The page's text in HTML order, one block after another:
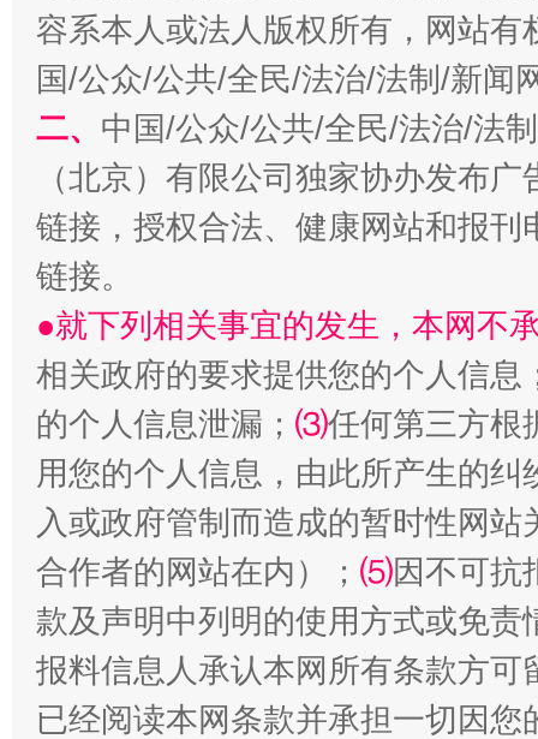
漫山遍野的桃花与雪山、麦地、白藏房 除
容系本人或法人版权所有，网站
国/公众/公共/全民/法治/法制/新闻
二、 中国/公众/公共/全民/法治/法
（北京）有限公司独家协办发布
链接，授权合法、健康网站和报
链接。
●就下列相关事宜的发生，本网不
相关政府的要求提供您的个人信息
的个人信息泄漏； ⑶任何第三方根
用您的个人信息，由此所产生的纠
入或政府管制而造成的暂时性网
合作者的网站在内）； ⑸因不可抗
款及声明中列明的使用方式或免责
报料信息人承认本网所有条款方
已经阅读本网条款并承担一切因